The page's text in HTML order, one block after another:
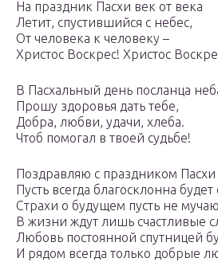
На праздник Пасхи век от века
Летит, спустившийся с небес,
От человека к человеку –
Христос Воскрес! Христос
В Пасхальный день посланца
Прошу здоровья дать тебе,
Добра, любви, удачи, хлеба.
Чтоб помогал в твоей судьбе!
Поздравляю с праздником Пасхи
Пусть всегда благосклонна будет
Страхи о будущем пусть не
В жизни ждут лишь счастливые
Любовь постоянной спутницей
И рядом всегда только добрые